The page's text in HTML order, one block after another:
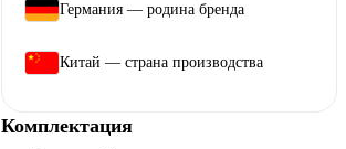
Германия — родина бренда
Китай — страна производства
Комплектация